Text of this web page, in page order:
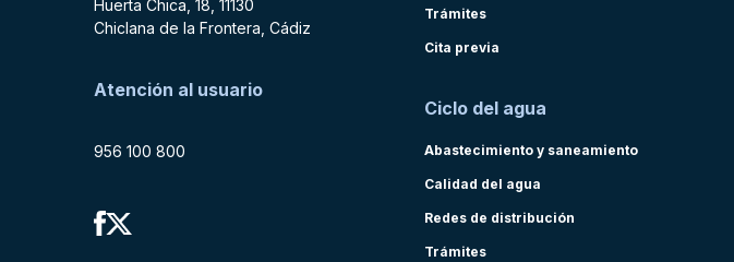
Huerta Chica, 18, 11130
Chiclana de la Frontera, Cádiz
Atención al usuario
956 100 800
Trámites
Cita previa
Ciclo del agua
Abastecimiento y saneamiento
Calidad del agua
Redes de distribución
Trámites